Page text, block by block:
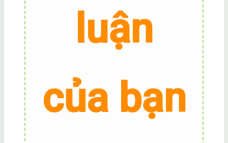
luận
của bạn